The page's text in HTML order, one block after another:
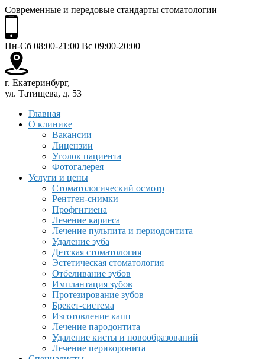
Современные и передовые стандарты стоматологии
Пн-Сб 08:00-21:00 Вс 09:00-20:00
г. Екатеринбург,
ул. Татищева, д. 53
Главная
О клинике
Вакансии
Лицензии
Уголок пациента
Фотогалерея
Услуги и цены
Стоматологический осмотр
Рентген-снимки
Профгигиена
Лечение кариеса
Лечение пульпита и периодонтита
Удаление зуба
Детская стоматология
Эстетическая стоматология
Отбеливание зубов
Имплантация зубов
Протезирование зубов
Брекет-система
Изготовление капп
Лечение пародонтита
Удаление кисты и новообразований
Лечение перикоронита